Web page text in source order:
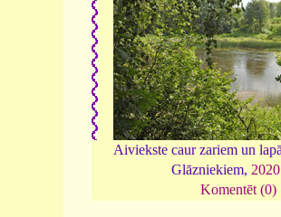
Aiviekste caur zariem un
Glāzniekiem, 2020
Komentēt (0)